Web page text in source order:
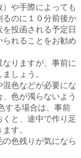
や手際によっても
のに１０分前後か
投函される予定日
れることをお勧め
りますが、事前に
しょう。
色などが必要にな
色が濁らないよう
する場合は、事前
と、途中で作り足
す。
色残りが気になら